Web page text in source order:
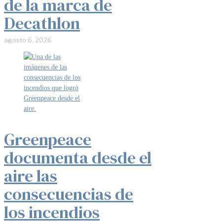
de la marca de
Decathlon
agosto 6, 2026
Greenpeace
documenta desde el
aire las
consecuencias de
los incendios